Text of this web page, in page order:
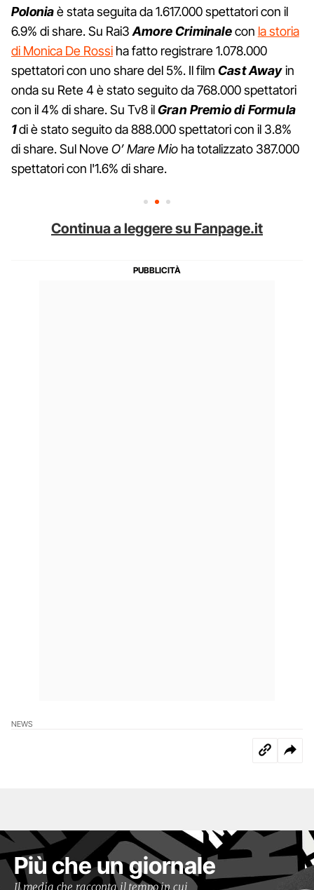
Polonia è stata seguita da 1.617.000 spettatori con il
6.9% di share. Su Rai3 Amore Criminalecon la storia
di Monica De Rossi ha fatto registrare 1.078.000
spettatori con uno share del 5%. Il film Cast Away in
onda su Rete 4 è stato seguito da 768.000 spettatori
con il 4% di share. Su Tv8 ilGran Premio di Formula
1di è stato seguito da 888.000 spettatori con il 3.8%
di share. Sul NoveO’ Mare Mioha totalizzato 387.000
spettatori con l'1.6% di share.
Continua a leggere su Fanpage.it
NEWS
Più che un giornale
Il media che racconta il tempo in cui